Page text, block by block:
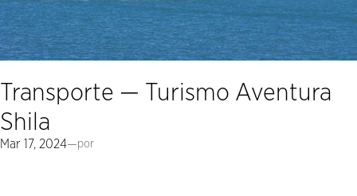
Transporte — Turismo Aventura
Shila
Mar 17, 2024—por